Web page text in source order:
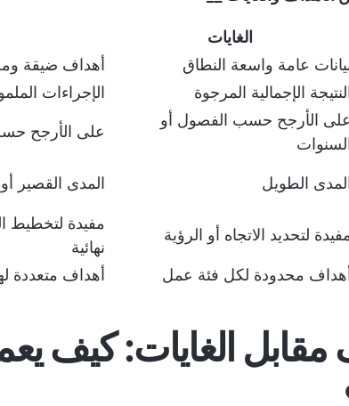
الغايات
عامة واسعة النطاق
أهداف ضيقة
النتيجة الإجمالية المرجوة الإجراءات
على الأرجح حسب الفصول أو
السنوات
على الأرجح
المدى الطويل المدى القصير
لتحديد الاتجاه أو الرؤية
مفيدة لتخطيط
نهائية
أهداف محدودة لكل فئة عمل أهداف متعددة
مقابل الغايات: كيف